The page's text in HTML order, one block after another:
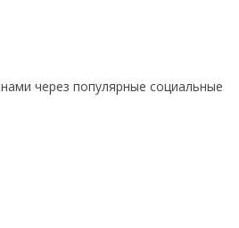
через популярные социальные